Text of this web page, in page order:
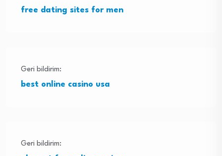
free dating sites for men
Geri bildirim:
best online casino usa
Geri bildirim: